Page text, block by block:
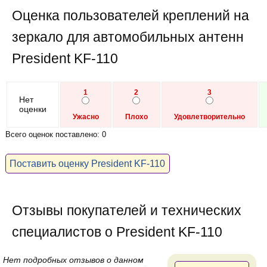
Оценка пользователей креплений на
зеркало для автомобильных антенн
President KF-110
Нет
оценки
1
Ужасно
2
Плохо
3
Удовлетворительно
Всего оценок поставлено: 0
Поставить оценку President KF-110
Отзывы покупателей и технических
специалистов о President KF-110
Нет подробных отзывов о данном